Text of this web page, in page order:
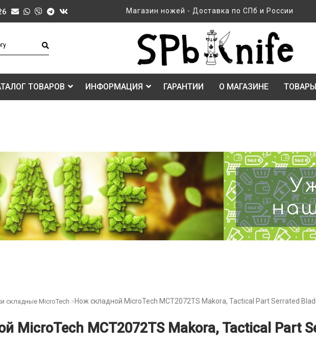
Магазин ножей - Доставка по СПб и России
ТОВАРОВ ИНФОРМАЦИЯ ГАРАНТИИ О МАГАЗИНЕ
складные MicroTech Нож складной MicroTech MCT2072TS Makora, Tactical Part Serrated
MicroTech MCT2072TS Makora, Tactical Part